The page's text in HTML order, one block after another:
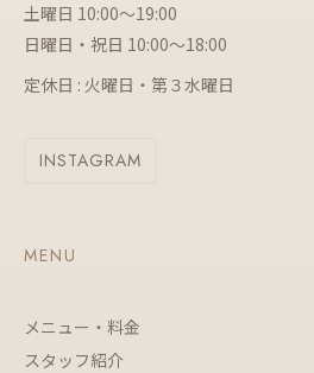
土曜日 10:00～19:00
日曜日・祝日 10:00～18:00
定休日 : 火曜日・第３水曜日
INSTAGRAM
MENU
メニュー・料金
スタッフ紹介